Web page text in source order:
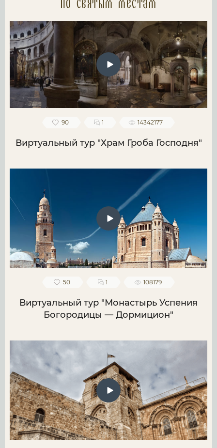
по святым местам
90 1 14342177
Виртуальный тур "Храм Гроба Господня"
50 1 108179
Виртуальный тур "Монастырь Успения
Богородицы — Дормицион"